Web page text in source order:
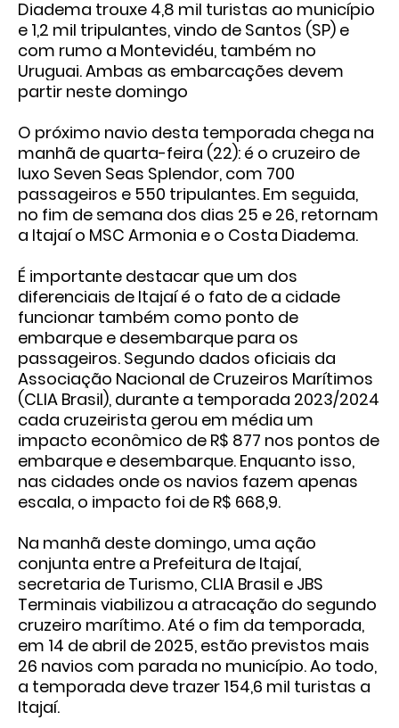
Diadema trouxe 4,8 mil turistas ao município
e 1,2 mil tripulantes, vindo de Santos (SP) e
com rumo a Montevidéu, também no
Uruguai. Ambas as embarcações devem
partir neste domingo
O próximo navio desta temporada chega na
manhã de quarta-feira (22): é o cruzeiro de
luxo Seven Seas Splendor, com 700
passageiros e 550 tripulantes. Em seguida,
no fim de semana dos dias 25 e 26, retornam
a Itajaí o MSC Armonia e o Costa Diadema.
É importante destacar que um dos
diferenciais de Itajaí é o fato de a cidade
funcionar também como ponto de
embarque e desembarque para os
passageiros. Segundo dados oficiais da
Associação Nacional de Cruzeiros Marítimos
(CLIA Brasil), durante a temporada 2023/2024
cada cruzeirista gerou em média um
impacto econômico de R$ 877 nos pontos de
embarque e desembarque. Enquanto isso,
nas cidades onde os navios fazem apenas
escala, o impacto foi de R$ 668,9.
Na manhã deste domingo, uma ação
conjunta entre a Prefeitura de Itajaí,
secretaria de Turismo, CLIA Brasil e JBS
Terminais viabilizou a atracação do segundo
cruzeiro marítimo. Até o fim da temporada,
em 14 de abril de 2025, estão previstos mais
26 navios com parada no município. Ao todo,
a temporada deve trazer 154,6 mil turistas a
Itajaí.